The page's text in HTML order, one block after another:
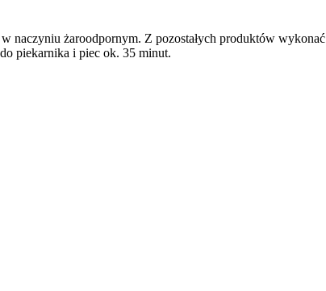
naczyniu żaroodpornym. Z pozostałych produktów wykonać
piekarnika i piec ok. 35 minut.